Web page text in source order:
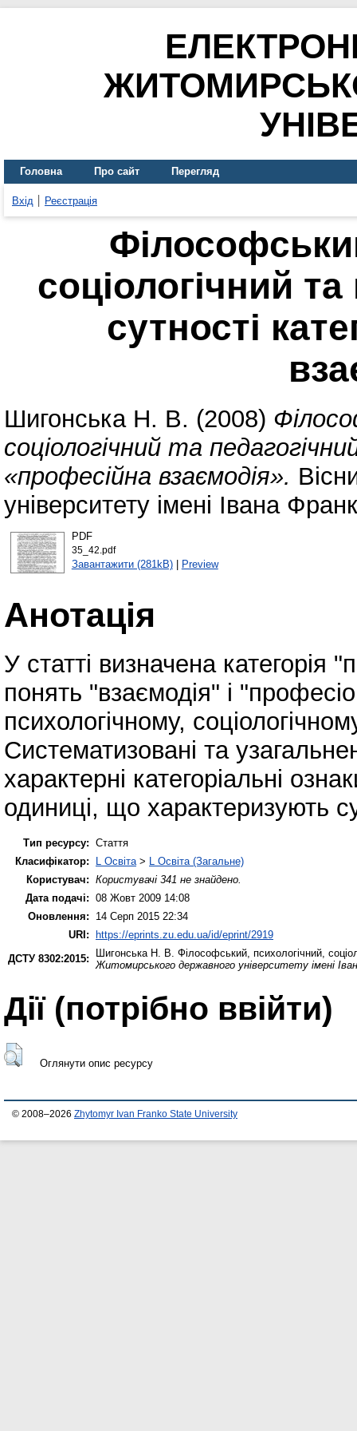
Головна Про сайт Перегляд
Вхід Реєстрація
соціологічний
сутності
Шигонська Н. В. (2008)
соціологічний та
«професійна взаємодія».
університету імені Івана
PDF
35_42.pdf
Завантажити (281kB)| Preview
Анотація
У статті визначена категорія
понять "взаємодія" і
психологічному,
Систематизовані та
характерні категоріальні
одиниці, що характеризують
Тип ресурсу: Стаття
Класифікатор:
L Освіта > L Освіта (Загальне)
Користувач: Користувачі 341 не знайдено.
Дата подачі: 08 Жовт 2009 14:08
Оновлення:
14 Серп 2015 22:34
URI: https://eprints.zu.edu.ua/id/eprint/2919
ДСТУ 8302:2015:
Шигонська Н. В. Філософський, психологічний,
Житомирського державного університету імені
Дії ​​(потрібно ввійти)
Оглянути опис ресурсу
© 2008–2026 Zhytomyr Ivan Franko State University